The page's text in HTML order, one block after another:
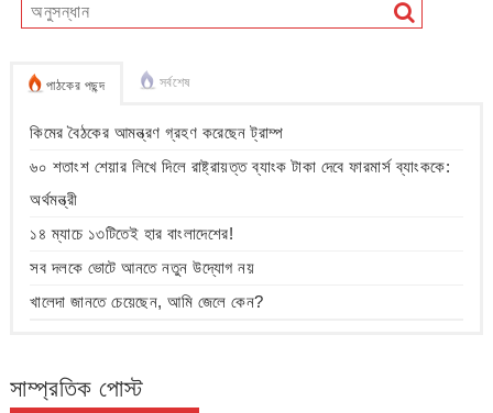
পাঠকের পছন্দ সর্বশেষ
কিমের বৈঠকের আমন্ত্রণ গ্রহণ করেছেন ট্রাম্প
৬০ শতাংশ শেয়ার লিখে দিলে রাষ্ট্রায়ত্ত ব্যাংক টাকা দেবে ফারমার্স ব্যাংককে:
অর্থমন্ত্রী
১৪ ম্যাচে ১৩টিতেই হার বাংলাদেশের!
সব দলকে ভোটে আনতে নতুন উদ্যোগ নয়
খালেদা জানতে চেয়েছেন, আমি জেলে কেন?
সাম্প্রতিক পোস্ট